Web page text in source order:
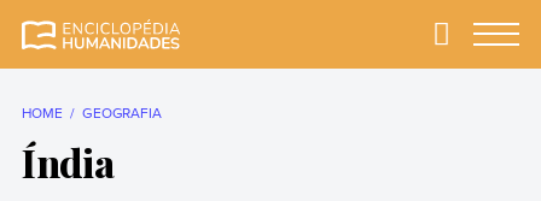
completa e mais
confiável
Primary
HOME GEOGRAFIA
Índia